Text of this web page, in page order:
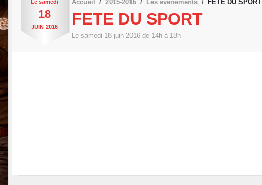
Le samedi
18
JUIN 2016
Accueil 2015-2016 Les évènements FETE DU SPORT
FETE DU SPORT
Le samedi 18 juin 2016 de 14h à 18h